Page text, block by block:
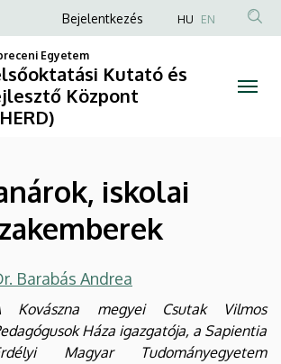
Anonim
fiók
menüje
Bejelentkezés HU EN
Egyetem
Kutató és
Központ
iskolai
Barabás Andrea
Kovászna megyei Csutak Vilmos
Háza igazgatója, a Sapientia
Magyar Tudományegyetem